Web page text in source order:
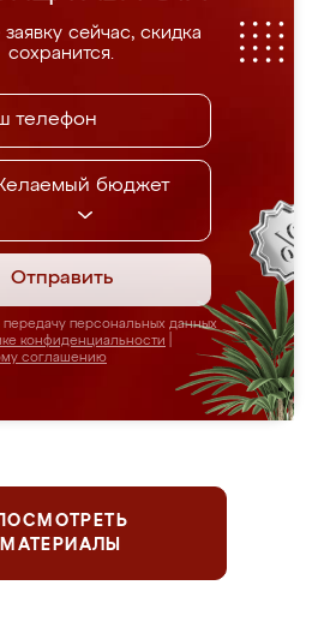
заявку сейчас, скидка
сохранится.
бюджет
Отправить
персональных данных
конфиденциальности
соглашению
ПОСМОТРЕТЬ
МАТЕРИАЛЫ